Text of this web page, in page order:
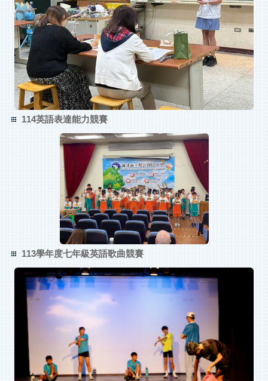
114英語表達能力競賽
113學年度七年級英語歌曲競賽